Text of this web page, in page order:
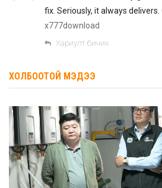
fix. Seriously, it always delivers.
x777download
Хариулт бичих
ХОЛБООТОЙ МЭДЭЭ